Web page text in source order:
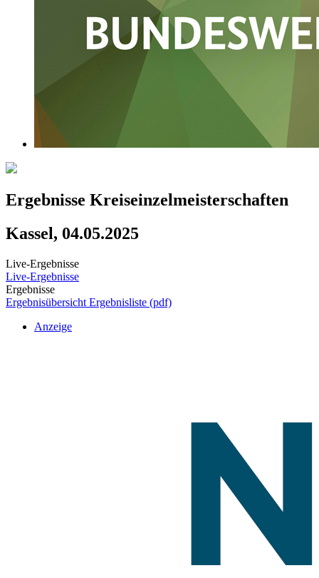
Ergebnisse Kreiseinzelmeisterschaften
Kassel, 04.05.2025
Live-Ergebnisse
Live-Ergebnisse
Ergebnisse
Ergebnisübersicht Ergebnisliste (pdf)
Anzeige